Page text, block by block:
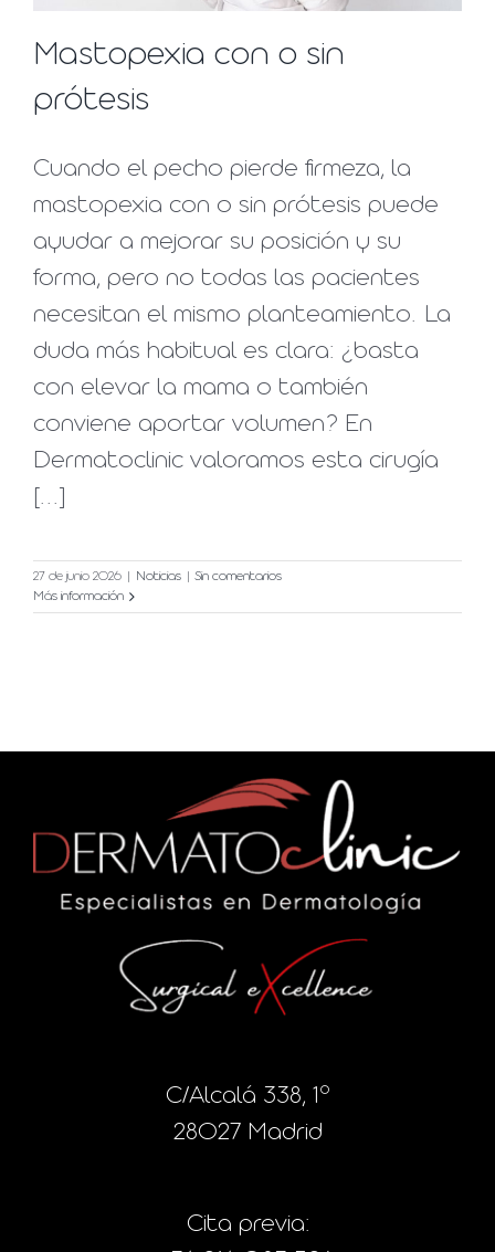
Mastopexia con o sin
prótesis
Cuando el pecho pierde firmeza, la
mastopexia con o sin prótesis puede
ayudar a mejorar su posición y su
forma, pero no todas las pacientes
necesitan el mismo planteamiento. La
duda más habitual es clara: ¿basta
con elevar la mama o también
conviene aportar volumen? En
Dermatoclinic valoramos esta cirugía
[...]
27 de junio 2026 Noticias
Sin comentarios
Más información
C/Alcalá 338, 1º
28027 Madrid
Cita previa: